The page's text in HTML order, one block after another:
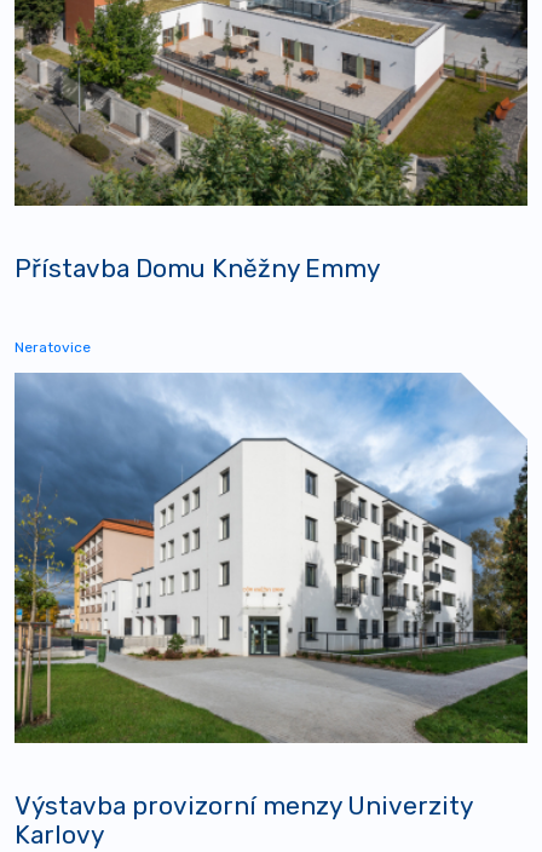
Přístavba Domu Kněžny Emmy
Neratovice
Výstavba provizorní menzy Univerzity
Karlovy